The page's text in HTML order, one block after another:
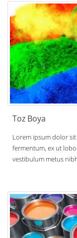
Toz Boya
Lorem ipsum dolor
fermentum, ex ut
vestibulum metus